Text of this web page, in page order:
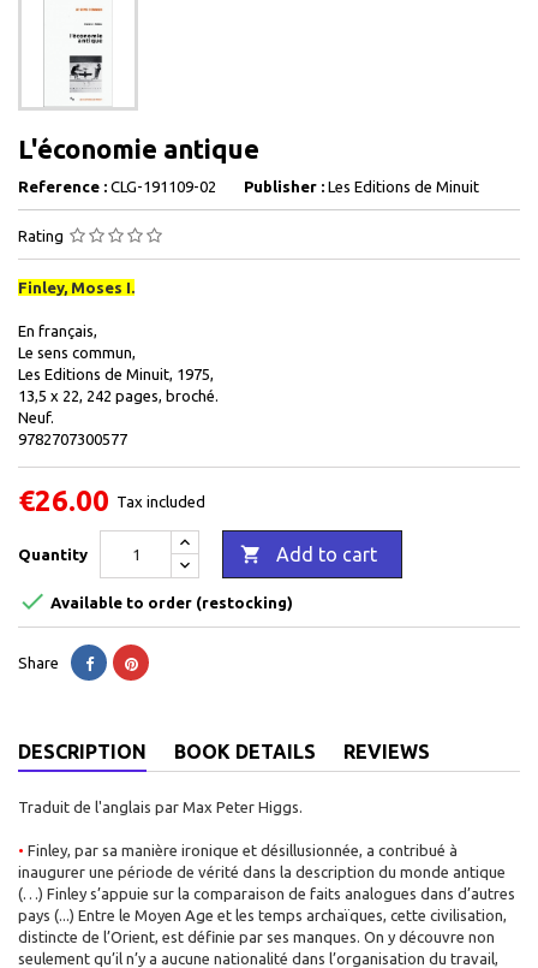
L'économie antique
Reference : CLG-191109-02 Publisher : Les Editions de Minuit
Rating
Finley, Moses I.
En français,
Le sens commun,
Les Editions de Minuit, 1975,
13,5 x 22, 242 pages, broché.
Neuf.
9782707300577
€26.00 Tax included
Quantity  Add to cart
 Available to order (restocking)
Share
DESCRIPTION BOOK DETAILS REVIEWS
Traduit de l'anglais par Max Peter Higgs.
• Finley, par sa manière ironique et désillusionnée, a contribué à
inaugurer une période de vérité dans la description du monde antique
(…) Finley s’appuie sur la comparaison de faits analogues dans d’autres
pays (...) Entre le Moyen Age et les temps archaïques, cette civilisation,
distincte de l’Orient, est définie par ses manques. On y découvre non
seulement qu’il n’y a aucune nationalité dans l’organisation du travail,